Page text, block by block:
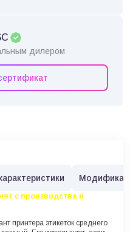
дилером
с производства и
принтера этикеток среднего